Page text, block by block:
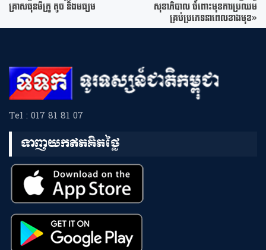
គ្រាសធុនមីក្រូ តូច និងមធ្យម សុខាភិបាល ចំពោះមុខការប្រឈម
គ្រប់ប្រភេទនាពេលខាងមុខ»
Tel : 017 81 81 07
ទាញយកឥតគិតថ្លៃ